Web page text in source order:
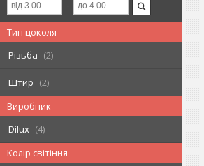
Тип цоколя
Різьба
2
Штир
2
Виробник
Dilux
4
Колір світіння